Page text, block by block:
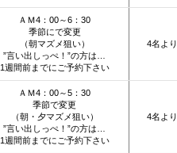
ＡＭ4：00～6：30
季節にで変更
（朝マズメ狙い）
”言い出しっぺ！”の方は…
1週間前までにご予約下さい
4名より
ＡＭ4：00～5：30
季節で変更
（朝・夕マズメ狙い）
”言い出しっぺ！”の方は…
1週間前までにご予約下さい
4名より